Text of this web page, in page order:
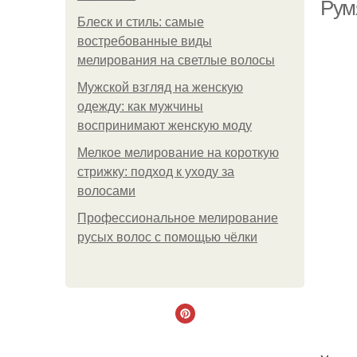
Блеск и стиль: самые
востребованные виды
мелирования на светлые волосы
Мужской взгляд на женскую
одежду: как мужчины
воспринимают женскую моду
Мелкое мелирование на короткую
стрижку: подход к уходу за
волосами
Профессиональное мелирование
русых волос с помощью чёлки